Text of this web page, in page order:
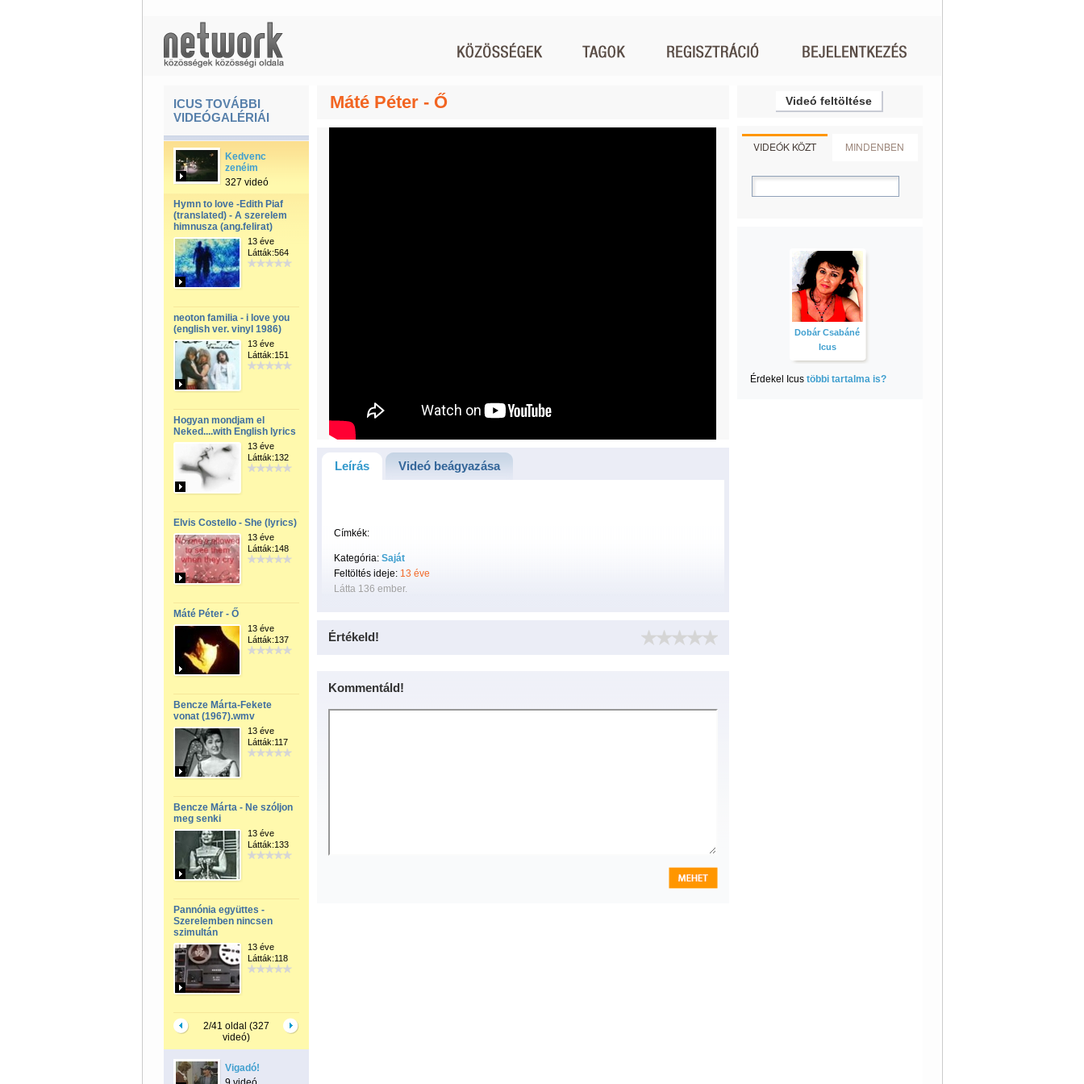
ICUS TOVÁBBI
VIDEÓGALÉRIÁI
Kedvenc
zenéim
327 videó
Hymn to love -Edith Piaf
(translated) - A szerelem
himnusza (ang.felirat)
13 éve
Látták:564
neoton familia - i love you
(english ver. vinyl 1986)
13 éve
Látták:151
Hogyan mondjam el
Neked....with English lyrics
13 éve
Látták:132
Elvis Costello - She (lyrics)
13 éve
Látták:148
Máté Péter - Ő
13 éve
Látták:137
Bencze Márta-Fekete
vonat (1967).wmv
13 éve
Látták:117
Bencze Márta - Ne szóljon
meg senki
13 éve
Látták:133
Pannónia együttes -
Szerelemben nincsen
szimultán
13 éve
Látták:118
2/41 oldal (327
videó)
Vigadó!
Máté Péter - Ő
Leírás Videó beágyazása
Címkék:
Kategória: Saját
Feltöltés ideje: 13 éve
Látta 136 ember.
Értékeld!
Kommentáld!
Videó feltöltése
VIDEÓK KÖZT MINDENBEN
Dobár Csabáné
Icus
Érdekel Icus többi tartalma is?